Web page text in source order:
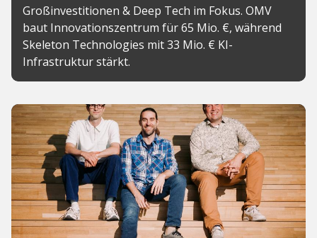
Großinvestitionen & Deep Tech im Fokus. OMV
baut Innovationszentrum für 65 Mio. €, während
Skeleton Technologies mit 33 Mio. € KI-
Infrastruktur stärkt.